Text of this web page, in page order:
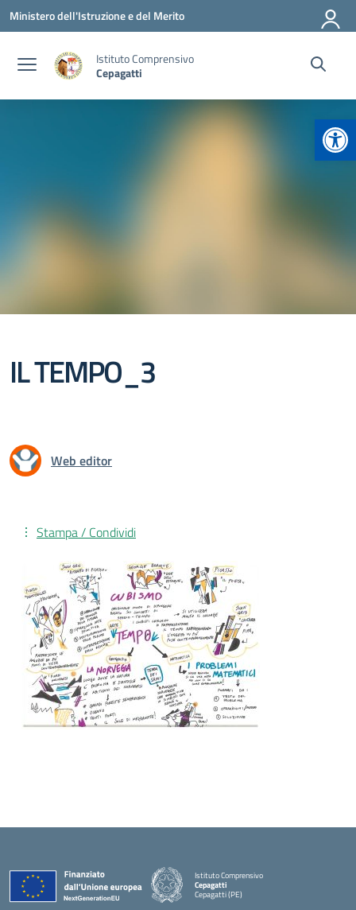
Vai ai contenuti
Vai al menu di navigazione
Vai al footer
Ministero dell'Istruzione e del Merito
Istituto Comprensivo
Cepagatti
IL TEMPO_3
Web editor
Stampa / Condividi
Istituto Comprensivo
Cepagatti
Cepagatti (PE)
— Visita la pagina iniziale della scuola